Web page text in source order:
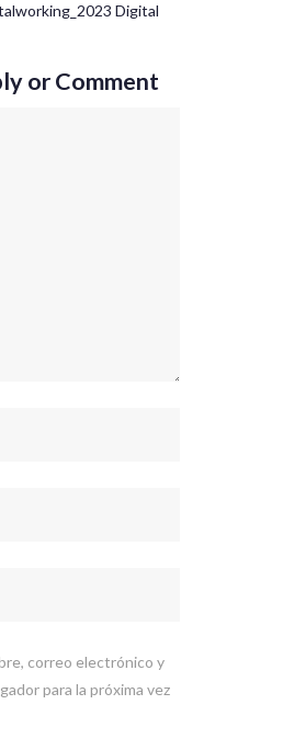
Digital
or Comment
correo electrónico y
para la próxima vez